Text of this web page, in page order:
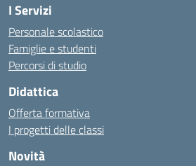
I Servizi
Personale scolastico
Famiglie e studenti
Percorsi di studio
Didattica
Offerta formativa
I progetti delle classi
Novità